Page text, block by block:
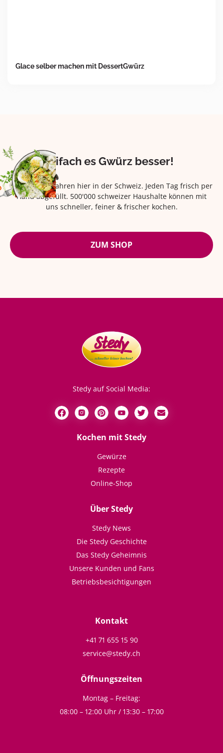
Glace selber machen mit DessertGwürz
Eifach es Gwürz besser!
Seit über 42 Jahren hier in der Schweiz. Jeden Tag frisch per
Hand abgefüllt. 500'000 schweizer Haushalte können mit
uns schneller, feiner & frischer kochen.
ZUM SHOP
Stedy auf Social Media:
Kochen mit Stedy
Gewürze
Rezepte
Online-Shop
Über Stedy
Stedy News
Die Stedy Geschichte
Das Stedy Geheimnis
Unsere Kunden und Fans
Betriebsbesichtigungen
Kontakt
+41 71 655 15 90
service@stedy.ch
Öffnungszeiten
Montag – Freitag:
08:00 – 12:00 Uhr / 13:30 – 17:00